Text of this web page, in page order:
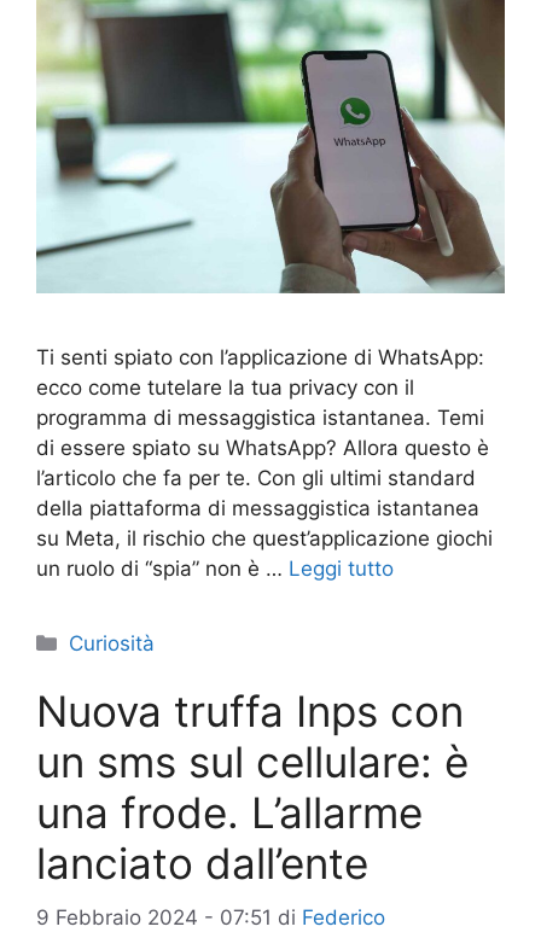
Ti senti spiato con l’applicazione di WhatsApp:
ecco come tutelare la tua privacy con il
programma di messaggistica istantanea. Temi
di essere spiato su WhatsApp? Allora questo è
l’articolo che fa per te. Con gli ultimi standard
della piattaforma di messaggistica istantanea
su Meta, il rischio che quest’applicazione giochi
un ruolo di “spia” non è … Leggi tutto
Categorie
Curiosità
Nuova truffa Inps con
un sms sul cellulare: è
una frode. L’allarme
lanciato dall’ente
9 Febbraio 2024 - 07:51 di Federico